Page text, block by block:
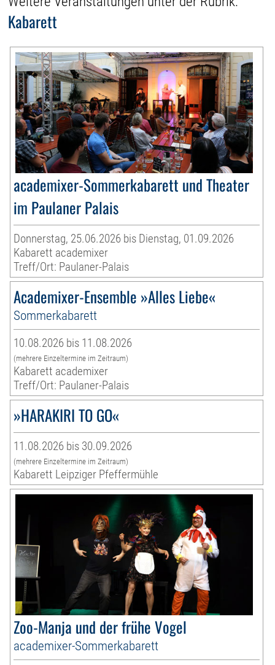
Kabarett
academixer-Sommerkabarett und Theater
im Paulaner Palais
Donnerstag, 25.06.2026 bis Dienstag, 01.09.2026
Kabarett academixer
Treff/Ort: Paulaner-Palais
Academixer-Ensemble »Alles Liebe«
Sommerkabarett
10.08.2026 bis 11.08.2026
(mehrere Einzeltermine im Zeitraum)
Kabarett academixer
Treff/Ort: Paulaner-Palais
»HARAKIRI TO GO«
11.08.2026 bis 30.09.2026
(mehrere Einzeltermine im Zeitraum)
Kabarett Leipziger Pfeffermühle
Zoo-Manja und der frühe Vogel
academixer-Sommerkabarett